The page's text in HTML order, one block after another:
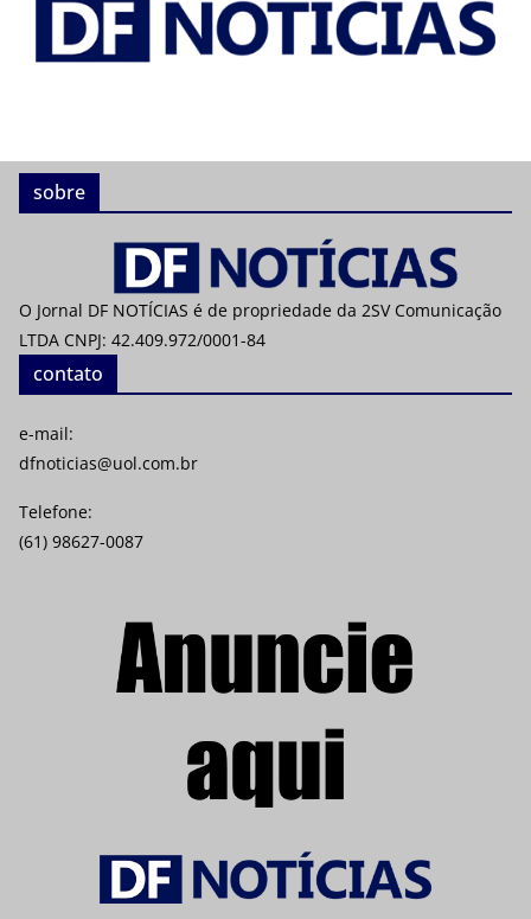
sobre
O Jornal DF NOTÍCIAS é de propriedade da 2SV Comunicação
LTDA CNPJ: 42.409.972/0001-84
contato
e-mail:
dfnoticias@uol.com.br
Telefone:
(61) 98627-0087